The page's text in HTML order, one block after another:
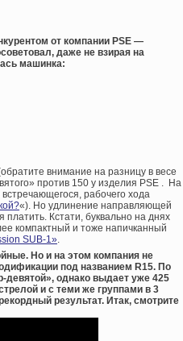
от компании PSE —
даже не взирая на
машинка:
внимание на разницу в весе
против 150 у изделия PSE . На
рабочего хода
«). Но удлинение направляющей
Кстати, буквально на днях
компактный и тоже напичканный
SUB-1»
Но и на этом компания не
под названием R15. По
девятой», однако выдает уже 425
и с теми же группами в 3
результат. Итак, смотрите